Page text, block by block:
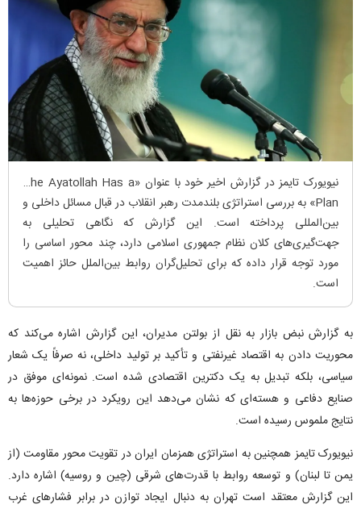
نیویورک تایمز در گزارش اخیر خود با عنوان «The Ayatollah Has a
Plan» به بررسی استراتژی بلندمدت رهبر انقلاب در قبال مسائل داخلی و
بین‌المللی پرداخته است. این گزارش که نگاهی تحلیلی به
جهت‌گیری‌های کلان نظام جمهوری اسلامی دارد، چند محور اساسی را
مورد توجه قرار داده که برای تحلیل‌گران روابط بین‌الملل حائز اهمیت
است.
به گزارش نبض بازار به نقل از بولتن مدیران، این گزارش اشاره می‌کند که
محوریت دادن به اقتصاد غیرنفتی و تأکید بر تولید داخلی، نه صرفاً یک شعار
سیاسی، بلکه تبدیل به یک دکترین اقتصادی شده است. نمونه‌ای موفق در
صنایع دفاعی و هسته‌ای که نشان می‌دهد این رویکرد در برخی حوزه‌ها به
نتایج ملموس رسیده است.
نیویورک تایمز همچنین به استراتژی همزمان ایران در تقویت محور مقاومت (از
یمن تا لبنان) و توسعه روابط با قدرت‌های شرقی (چین و روسیه) اشاره دارد.
این گزارش معتقد است تهران به دنبال ایجاد توازن در برابر فشار‌های غرب